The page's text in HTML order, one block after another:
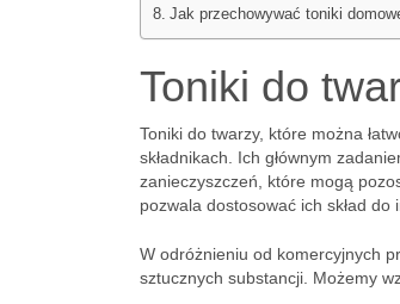
Jak przechowywać toniki
Toniki do
Toniki do twarzy, które można
składnikach. Ich głównym
zanieczyszczeń, które mogą
pozwala dostosować ich skład
W odróżnieniu od komercyjnych
sztucznych substancji. Możemy